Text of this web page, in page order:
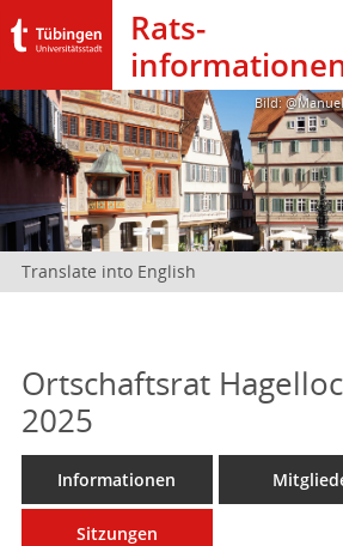
Rats­
Bild:
Translate into English
Ortschaftsrat
2025
Informationen
Sitzungen